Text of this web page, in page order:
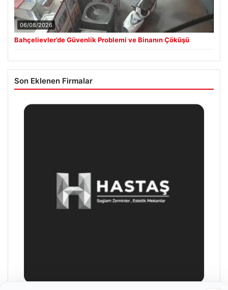
06/08/2026
Bahçelievler’de Güvenlik Problemi ve Binanın Çöküşü
Son Eklenen Firmalar